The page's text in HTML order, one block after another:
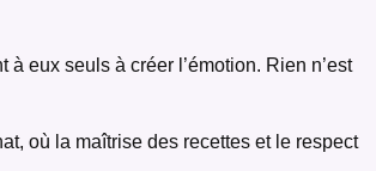
eux seuls à créer l’émotion. Rien n’est
où la maîtrise des recettes et le respect